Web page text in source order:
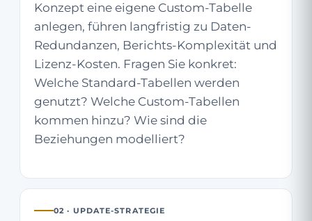
Konzept eine eigene Custom-Tabelle
anlegen, führen langfristig zu Daten-
Redundanzen, Berichts-Komplexität und
Lizenz-Kosten. Fragen Sie konkret:
Welche Standard-Tabellen werden
genutzt? Welche Custom-Tabellen
kommen hinzu? Wie sind die
Beziehungen modelliert?
02 · UPDATE-STRATEGIE